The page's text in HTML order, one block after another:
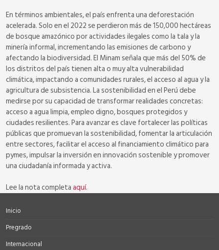
En términos ambientales, el país enfrenta una deforestación
acelerada. Solo en el 2022 se perdieron más de 150,000 hectáreas
de bosque amazónico por actividades ilegales como la tala y la
minería informal, incrementando las emisiones de carbono y
afectando la biodiversidad. El Minam señala que más del 50% de
los distritos del país tienen alta o muy alta vulnerabilidad
climática, impactando a comunidades rurales, el acceso al agua y la
agricultura de subsistencia. La sostenibilidad en el Perú debe
medirse por su capacidad de transformar realidades concretas:
acceso a agua limpia, empleo digno, bosques protegidos y
ciudades resilientes. Para avanzar es clave fortalecer las políticas
públicas que promuevan la sostenibilidad, fomentar la articulación
entre sectores, facilitar el acceso al financiamiento climático para
pymes, impulsar la inversión en innovación sostenible y promover
una ciudadanía informada y activa.
Lee la nota completaaquí.
Inicio
Pregrado
Internacional